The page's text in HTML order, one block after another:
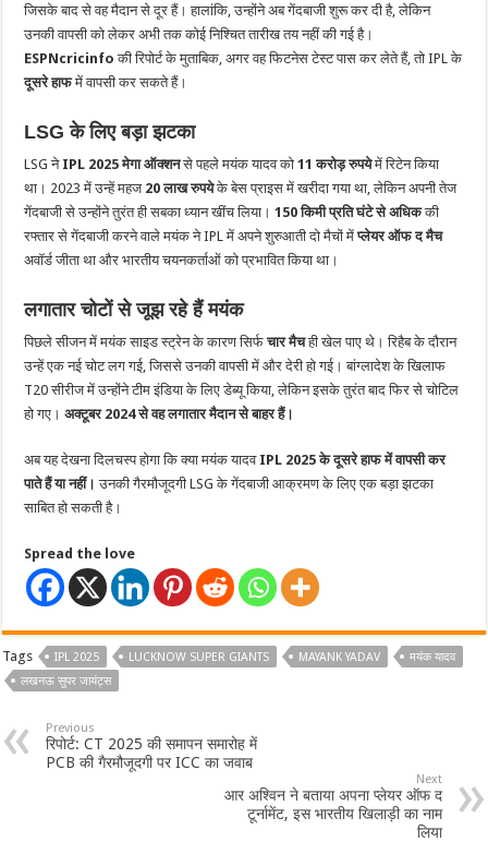
जिसके बाद से वह मैदान से दूर हैं। हालांकि, उन्होंने अब गेंदबाजी शुरू कर दी है, लेकिन
उनकी वापसी को लेकर अभी तक कोई निश्चित तारीख तय नहीं की गई है।
ESPNcricinfo की रिपोर्ट के मुताबिक, अगर वह फिटनेस टेस्ट पास कर लेते हैं, तो IPL के
दूसरे हाफमें वापसी कर सकते हैं।
LSG के लिए बड़ा झटका
LSG ने IPL 2025 मेगा ऑक्शनसे पहले मयंक यादव को11 करोड़ रुपयेमें रिटेन किया
था। 2023 में उन्हें महज 20 लाख रुपयेके बेस प्राइस में खरीदा गया था, लेकिन अपनी तेज
गेंदबाजी से उन्होंने तुरंत ही सबका ध्यान खींच लिया।150 किमी प्रति घंटे से अधिककी
रफ्तार से गेंदबाजी करने वाले मयंक ने IPL में अपने शुरुआती दो मैचों मेंप्लेयर ऑफ द मैच
अवॉर्ड जीता था और भारतीय चयनकर्ताओं को प्रभावित किया था।
लगातार चोटों से जूझ रहे हैं मयंक
पिछले सीजन में मयंक साइड स्ट्रेन के कारण सिर्फचार मैचही खेल पाए थे। रिहैब के दौरान
उन्हें एक नई चोट लग गई, जिससे उनकी वापसी में और देरी हो गई। बांग्लादेश के खिलाफ
T20 सीरीज में उन्होंने टीम इंडिया के लिए डेब्यू किया, लेकिन इसके तुरंत बाद फिर से चोटिल
हो गए।अक्टूबर 2024 से वह लगातार मैदान से बाहर हैं।
अब यह देखना दिलचस्प होगा कि क्या मयंक यादव IPL 2025 के दूसरे हाफ में वापसी कर
पाते हैं या नहीं। उनकी गैरमौजूदगी LSG के गेंदबाजी आक्रमण के लिए एक बड़ा झटका
साबित हो सकती है।
Spread the love
Tags IPL 2025 LUCKNOW SUPER GIANTS MAYANK YADAV
मयंक यादव
लखनऊ सुपर जायंट्स
Previous
रिपोर्ट: CT 2025 की समापन समारोह में
PCB की गैरमौजूदगी पर ICC का जवाब
Next
आर अश्विन ने बताया अपना प्लेयर ऑफ द
टूर्नामेंट, इस भारतीय खिलाड़ी का नाम
लिया